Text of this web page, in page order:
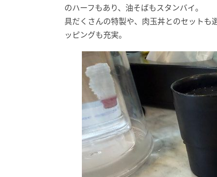
のハーフもあり、油そばもスタンバイ。
具だくさんの特製や、肉玉丼とのセットも
ッピングも充実。